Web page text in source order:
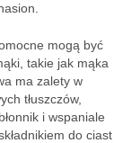
mogą być
takie jak mąka
ma zalety w
tłuszczów,
i wspaniale
do ciast